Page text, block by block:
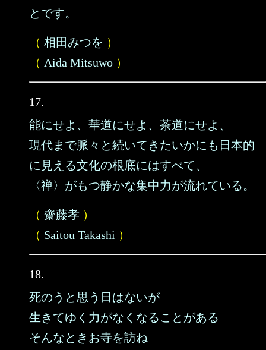
とです。
（ 相田みつを ）
（ Aida Mitsuwo ）
17.
能にせよ、華道にせよ、茶道にせよ、
現代まで脈々と続いてきたいかにも日本的
に見える文化の根底にはすべて、
〈禅〉がもつ静かな集中力が流れている。
（ 齋藤孝 ）
（ Saitou Takashi ）
18.
死のうと思う日はないが
生きてゆく力がなくなることがある
そんなときお寺を訪ね